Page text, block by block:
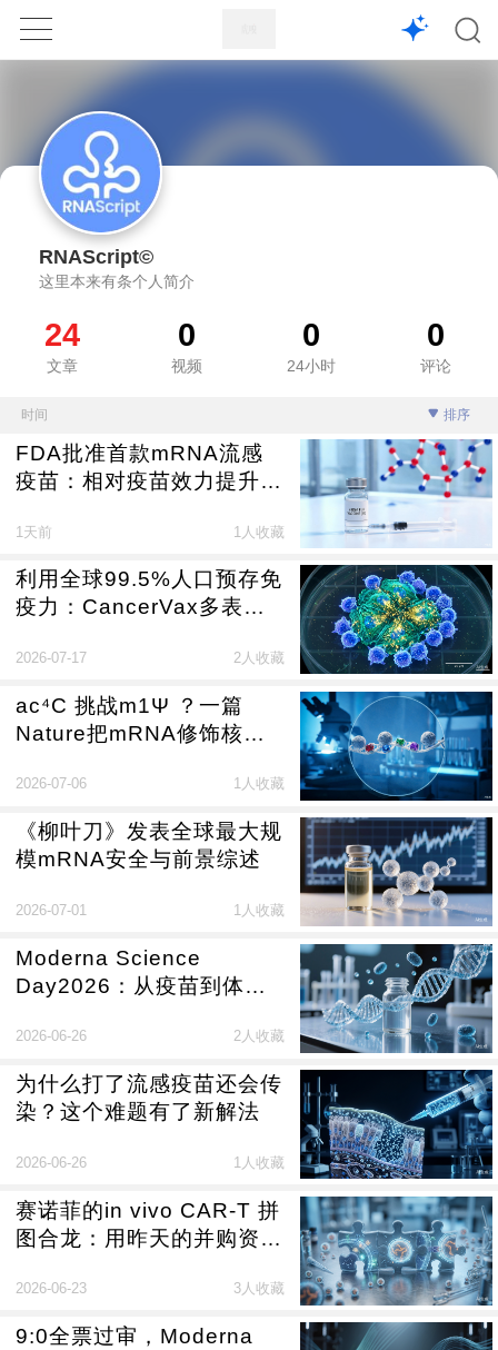
1X
RNAScript©
这里本来有条个人简介
24
文章
0
视频
0
24小时
0
评论
时间 排序
FDA批准首款mRNA流感
疫苗：相对疫苗效力提升
冠之后关键一步
1天前 1人收藏
利用全球99.5%人口预存免
疫力：CancerVax多表
证
2026-07-17 2人收藏
ac⁴C 挑战m1Ψ ？一篇
Nature把mRNA修饰核苷
2026-07-06 1人收藏
《柳叶刀》发表全球最大规
模mRNA安全与前景综述
2026-07-01 1人收藏
Moderna Science
Day2026：从疫苗到体内
的下半场
2026-06-26 2人收藏
为什么打了流感疫苗还会传
染？这个难题有了新解法
2026-06-26 1人收藏
赛诺菲的in vivo CAR-T 拼
图合龙：用昨天的并购资
吗？
2026-06-23 3人收藏
9:0全票过审，Moderna